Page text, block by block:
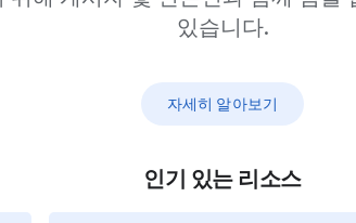
있습니다.
자세히 알아보기
인기 있는 리소스
정 가능한 매개 변수를 입력합
검색해보세요.